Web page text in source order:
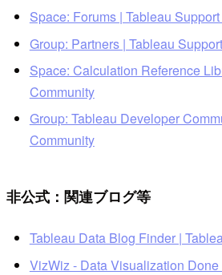
Space: Forums | Tableau
Group: Partners | Tableau
Space: Calculation Reference
Community
Group: Tableau Developer
Community
非公式：関連ブログ等
Tableau Data Blog Finder |
VizWiz - Data Visualization